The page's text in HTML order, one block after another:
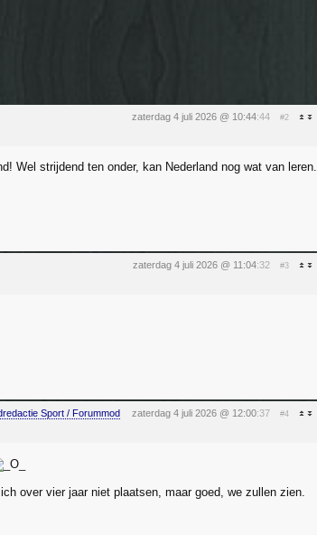
zaterdag 4 juli 2026 @ 10:44:44 #2
Wel strijdend ten onder, kan Nederland nog wat van leren.
zaterdag 4 juli 2026 @ 11:04:32 #3
Sport / Forummod zaterdag 4 juli 2026 @ 12:00:37 #4
over vier jaar niet plaatsen, maar goed, we zullen zien.